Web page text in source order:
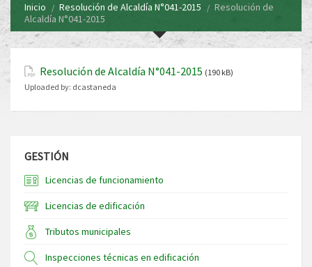
Inicio Resolución de Alcaldía N°041-2015
Resolución de
Alcaldía N°041-2015
Resolución de Alcaldía N°041-2015 (190 kB)
Uploaded by: dcastaneda
GESTIÓN
Licencias de funcionamiento
Licencias de edificación
Tributos municipales
Inspecciones técnicas en edificación